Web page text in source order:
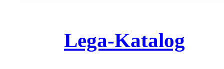
Lega-Katalog